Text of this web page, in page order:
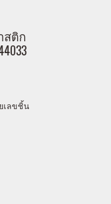
สติก
เลขชิ้น